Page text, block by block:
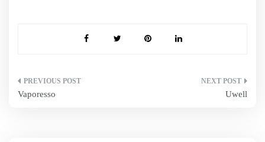
Beitragsnavigation
Vaporesso Uwell